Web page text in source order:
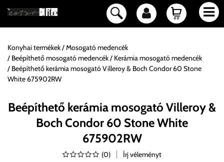
Konyhai termékek
Mosogató medencék
Beépíthető mosogató medencék
Kerámia mosogató medencék
Beépíthető kerámia mosogató Villeroy & Boch Condor 60 Stone
White 675902RW
Beépíthető kerámia mosogató Villeroy &
Boch Condor 60 Stone White
675902RW
(0) Írj véleményt